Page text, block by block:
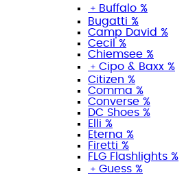
﹢ Buffalo %
Bugatti %
Camp David %
Cecil %
Chiemsee %
﹢ Cipo & Baxx %
Citizen %
Comma %
Converse %
DC Shoes %
Elli %
Eterna %
Firetti %
FLG Flashlights %
﹢ Guess %